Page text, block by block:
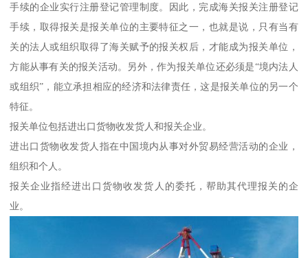
手续的企业实行注册登记管理制度。因此，完成海关报关注册登记
手续，取得报关是报关单位的主要特征之一，也就是说，只有当有
关的法人或组织取得了海关赋予的报关权后，才能成为报关单位，
方能从事有关的报关活动。另外，作为报关单位还必须是“境内法人
或组织”，能立承担相应的经济和法律责任，这是报关单位的另一个
特征。
报关单位包括进出口货物收发货人和报关企业。
进出口货物收发货人指在中国境内从事对外贸易经营活动的企业，
组织和个人。
报关企业指经进出口货物收发货人的委托，帮助其代理报关的企
业。